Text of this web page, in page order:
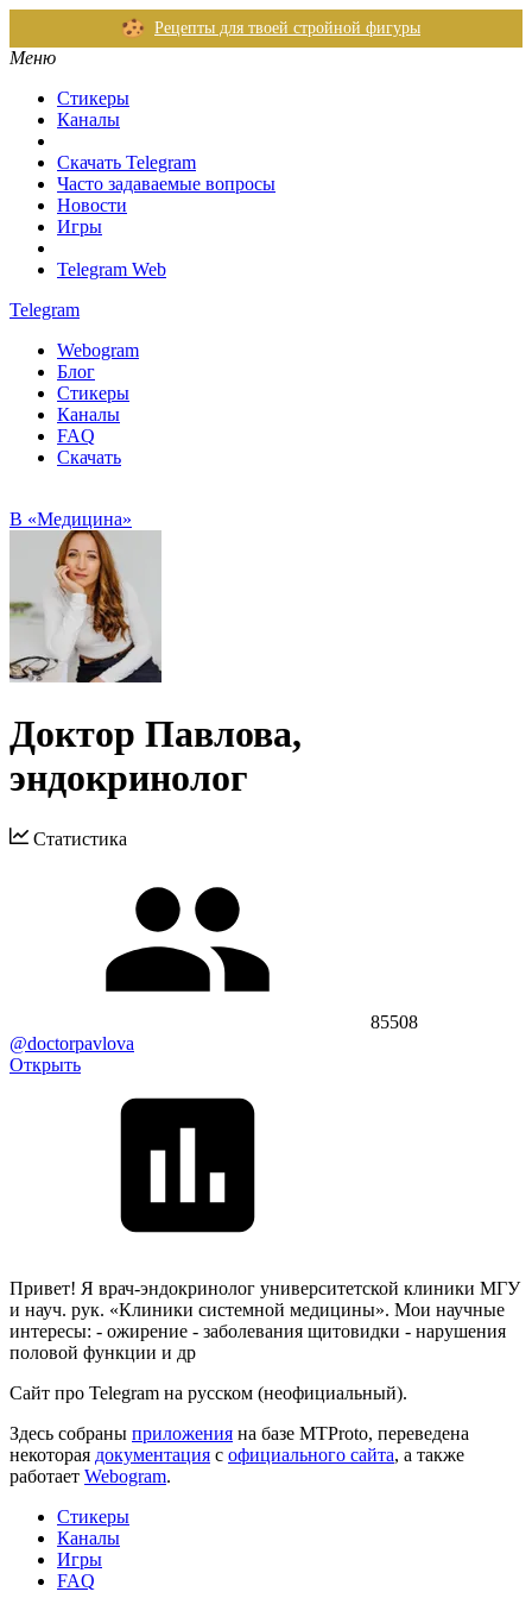
Рецепты для твоей стройной фигуры
Меню
Стикеры
Каналы
Скачать Telegram
Часто задаваемые вопросы
Новости
Игры
Telegram Web
Telegram
Webogram
Блог
Стикеры
Каналы
FAQ
Скачать
В «Медицина»
Доктор Павлова,
эндокринолог
Статистика
85508
@doctorpavlova
Открыть
Привет! Я врач-эндокринолог университетской клиники МГУ
и науч. рук. «Клиники системной медицины». Мои научные
интересы: - ожирение - заболевания щитовидки - нарушения
половой функции и др
Сайт про Telegram на русском (неофициальный).
Здесь собраны приложения на базе MTProto, переведена
некоторая документация с официального сайта, а также
работает Webogram.
Стикеры
Каналы
Игры
FAQ